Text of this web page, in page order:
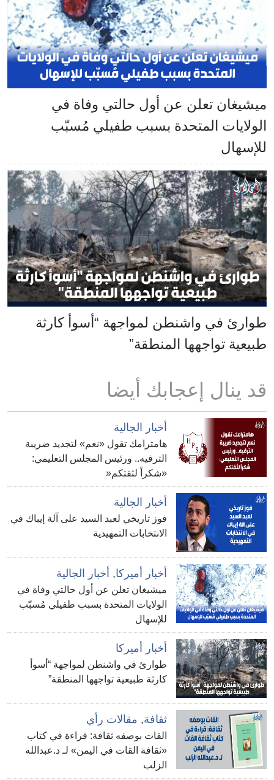
ميشيغان تعلن عن أول حالتي وفاة في
الولايات المتحدة بسبب طفيلي مُسبّب
للإسهال
طوارئ في واشنطن لمواجهة “أسوأ كارثة
طبيعية تواجهها المنطقة”
قد ينال إعجابك أيضا
أخبار الجالية
هامترامك تقول «نعم» لتجديد ضريبة
الترفيه.. ورئيس المجلس التعليمي:
«شكراً لثقتكم«
أخبار الجالية
فوز تاريخي لعبد السيد على آلة إيباك في
الانتخابات التمهيدية
أخبار أميركا, أخبار الجالية
ميشيغان تعلن عن أول حالتي وفاة في
الولايات المتحدة بسبب طفيلي مُسبّب
للإسهال
أخبار أميركا
طوارئ في واشنطن لمواجهة “أسوأ
كارثة طبيعية تواجهها المنطقة”
ثقافة, مقالات رأي
القات بوصفه ثقافة: قراءة في كتاب
«ثقافة القات في اليمن» لـ د.عبدالله
الزلب